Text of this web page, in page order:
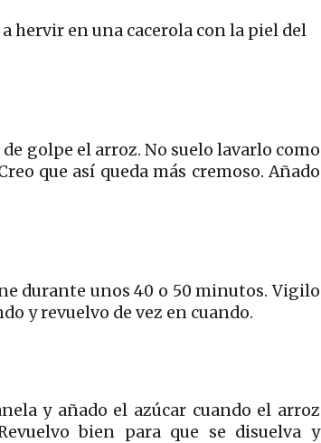
hervir en una cacerola con la piel del
golpe el arroz. No suelo lavarlo como
que así queda más cremoso. Añado
durante unos 40 o 50 minutos. Vigilo
y revuelvo de vez en cuando.
y añado el azúcar cuando el arroz
bien para que se disuelva y